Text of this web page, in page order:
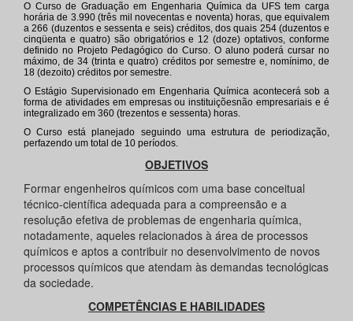
O Curso de Graduação em Engenharia Química da UFS tem carga
horária de 3.990 (três mil novecentas e noventa) horas, que equivalem
a 266 (duzentos e sessenta e seis) créditos, dos quais 254 (duzentos e
cinqüenta e quatro) são obrigatórios e 12 (doze) optativos, conforme
definido no Projeto Pedagógico do Curso. O aluno poderá cursar no
máximo, de 34 (trinta e quatro) créditos por semestre e, nomínimo, de
18 (dezoito) créditos por semestre.
O Estágio Supervisionado em Engenharia Química acontecerá sob a
forma de atividades em empresas ou instituiçõesnão empresariais e é
integralizado em 360 (trezentos e sessenta) horas.
O Curso está planejado seguindo uma estrutura de periodização,
perfazendo um total de 10 períodos.
OBJETIVOS
Formar engenheiros químicos com uma base conceitual
técnico-científica adequada para a compreensão e a
resolução efetiva de problemas de engenharia química,
notadamente, aqueles relacionados à área de processos
químicos e aptos a contribuir no desenvolvimento de novos
processos químicos que atendam às demandas tecnológicas
da sociedade.
COMPETÊNCIAS E HABILIDADES